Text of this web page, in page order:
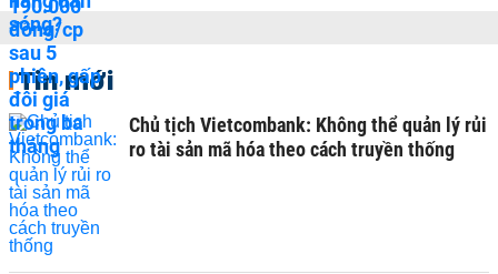
Tin mới
Chủ tịch Vietcombank: Không thể quản lý rủi
ro tài sản mã hóa theo cách truyền thống